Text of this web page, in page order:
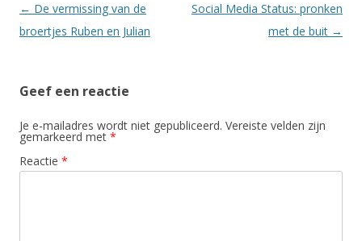
Berichtnavigatie
← De vermissing van de
broertjes Ruben en Julian
Social Media Status: pronken
met de buit →
Geef een reactie
Je e-mailadres wordt niet gepubliceerd. Vereiste velden zijn
gemarkeerd met *
Reactie *